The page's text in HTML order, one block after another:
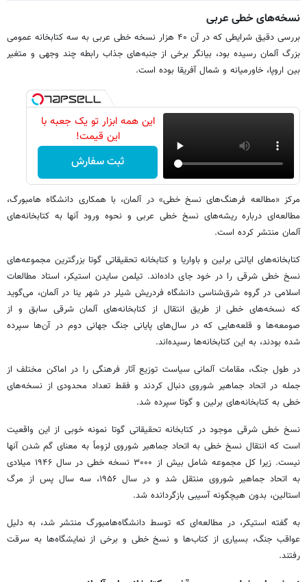
نسخه‌های خطی عربی
بررسی دقیق شرایطی که در آن ۴۰ هزار نسخه خطی عربی به سه کتابخانه عمومی‌
بزرگ آلمان رسیده بود، بیانگر برخی از جنبه‌های جذاب رابطه چند وجهی و متغیر
بین اروپا، خاورمیانه و شمال آفریقا بوده است.
این همه ابزار تو یک جعبه با
این قیمت!
ثبت سفارش
مرکز «مطالعه فرهنگ‌های نسخ خطی» در آلمان، با همکاری دانشگاه‌ هامبورگ،
مطالعه‌ای درباره ریشه‌های نسخ خطی عربی و نحوه ورود آنها به کتابخانه‌های
آلمان منتشر کرده است.
کتابخانه‌های ایالتی برلین و باواریا و کتابخانه تحقیقاتی گوتا بزرگترین مجموعه‌های
نسخ خطی شرقی را در خود جای داده‌اند. تیلمن سایدن استیکر، استاد مطالعات
اسلامی ‌در گروه شرق‌شناسی دانشگاه فردریش شیلر در شهر ینا در آلمان، می‌گوید
که نسخه‌های خطی از طریق انتقال از کتابخانه‌های آلمان شرقی سابق و از
صومعه‌ها و قلعه‌هایی که در سال‌های پایانی جنگ جهانی دوم در آن‌ها سپرده
شده بودند، به این کتابخانه‌ها رسیده‌اند.
در طول جنگ، مقامات آلمانی سیاست توزیع آثار فرهنگی را در اماکن مختلف از
جمله در اتحاد جماهیر شوروی دنبال کردند و فقط تعداد محدودی از نسخه‌های
خطی به کتابخانه‌های برلین و گوتا سپرده شد.
نسخ خطی شرقی موجود در کتابخانه تحقیقاتی گوتا نمونه خوبی از این واقعیت
است که انتقال نسخ خطی به اتحاد جماهیر شوروی لزوماً به معنای گم شدن آنها
نیست. زیرا کل مجموعه شامل بیش از ۳۰۰۰ نسخه خطی در سال ۱۹۴۶ میلادی
به اتحاد جماهیر شوروی منتقل شد و در سال ۱۹۵۶، سه سال پس از مرگ
استالین، بدون هیچگونه آسیبی بازگردانده شد.
به گفته استیکر، در مطالعه‌ای که توسط دانشگاه‌هامبورگ منتشر شد، به دلیل
عواقب جنگ، بسیاری از کتاب‌ها و نسخ خطی و برخی از نمایشگاه‌ها به سرقت
رفتند.